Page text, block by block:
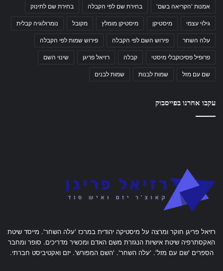
אמנות 'הקריאה בשם' בחירת שם לפי הקבלה בחירת שם לתינוק
גילוי עצמי מיסטיקן מיסטיקן מומלץ מקובל נומרולוגיה קבלית
עלה השחר פירוש השם לפי הקבלה פירוש שמות לפי הקבלה
פרופיל פסיכוקבלי מיסטי קבלה רזיאל פריגן שינוי השם
שם עם מזל שמות לבנות שמות לבנים
עקבו אחרנו בפייסבוק
רזיאל פריגן חוקר ומרצה על מיסטיקה יהודית במרכז 'עלה השחר'. מייסד שיטת
האקסתרפיה שיטת אישיות הנגזרת משם האדם ומכשיר מדריכים. סופר ומחבר
הספרים 'שם עם מזל'. 'עלה השחר'. 'השם המפורש'. יזם ואקטיביסט חברתי.